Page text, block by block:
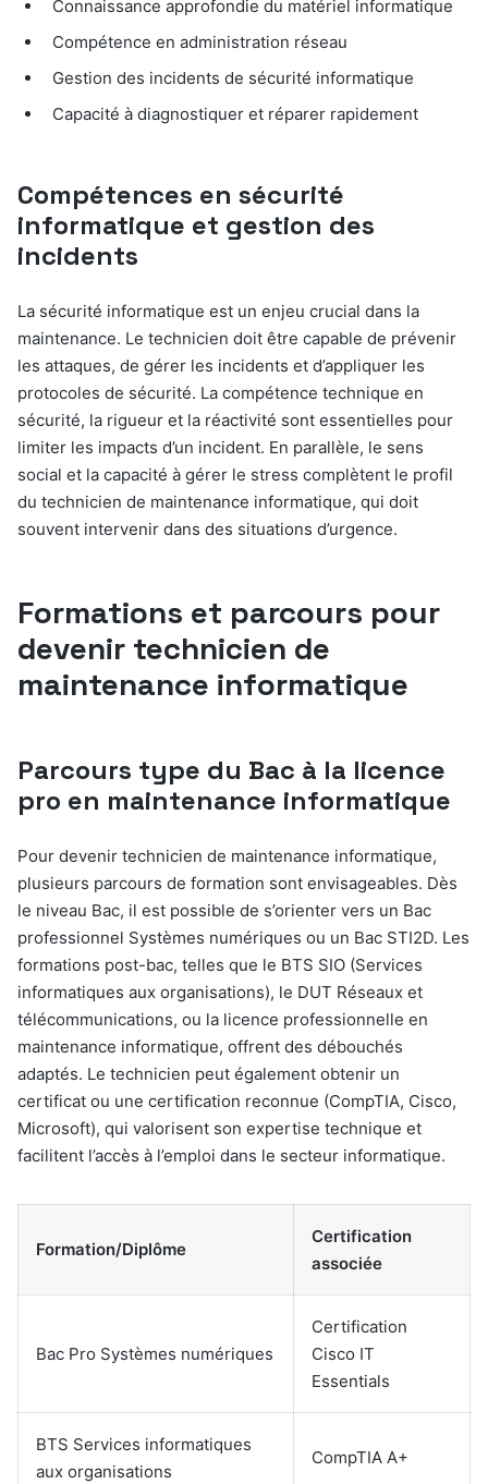
Connaissance approfondie du matériel informatique
Compétence en administration réseau
Gestion des incidents de sécurité informatique
Capacité à diagnostiquer et réparer rapidement
Compétences en sécurité
informatique et gestion des
incidents
La sécurité informatique est un enjeu crucial dans la
maintenance. Le technicien doit être capable de prévenir
les attaques, de gérer les incidents et d’appliquer les
protocoles de sécurité. La compétence technique en
sécurité, la rigueur et la réactivité sont essentielles pour
limiter les impacts d’un incident. En parallèle, le sens
social et la capacité à gérer le stress complètent le profil
du technicien de maintenance informatique, qui doit
souvent intervenir dans des situations d’urgence.
Formations et parcours pour
devenir technicien de
maintenance informatique
Parcours type du Bac à la licence
pro en maintenance informatique
Pour devenir technicien de maintenance informatique,
plusieurs parcours de formation sont envisageables. Dès
le niveau Bac, il est possible de s’orienter vers un Bac
professionnel Systèmes numériques ou un Bac STI2D. Les
formations post-bac, telles que le BTS SIO (Services
informatiques aux organisations), le DUT Réseaux et
télécommunications, ou la licence professionnelle en
maintenance informatique, offrent des débouchés
adaptés. Le technicien peut également obtenir un
certificat ou une certification reconnue (CompTIA, Cisco,
Microsoft), qui valorisent son expertise technique et
facilitent l’accès à l’emploi dans le secteur informatique.
Formation/Diplôme
Certification
associée
Bac Pro Systèmes numériques
Certification
Cisco IT
Essentials
BTS Services informatiques
aux organisations
CompTIA A+